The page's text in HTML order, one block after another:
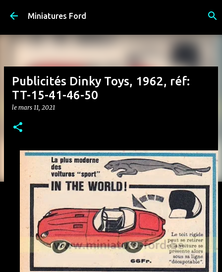
Accéder au contenu principal
Miniatures Ford
Publicités Dinky Toys, 1962, réf:
TT-15-41-46-50
le mars 11, 2021